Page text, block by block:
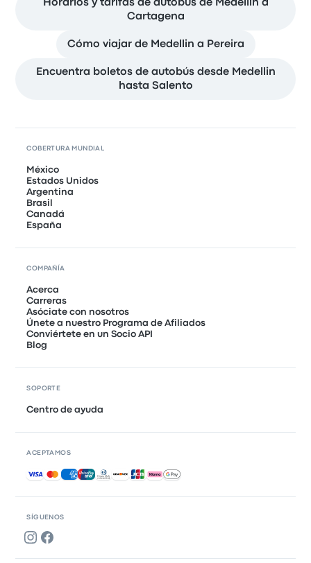
Horarios y tarifas de autobús de Medellin a
Cartagena
Cómo viajar de Medellin a Pereira
Encuentra boletos de autobús desde Medellin
hasta Salento
SÍGUENOS
COBERTURA MUNDIAL
México
Estados Unidos
Argentina
Brasil
Canadá
España
COMPAÑÍA
Acerca
Carreras
Asóciate con nosotros
Únete a nuestro Programa de Afiliados
Conviértete en un Socio API
Blog
SOPORTE
Centro de ayuda
ACEPTAMOS
Pagos aceptados